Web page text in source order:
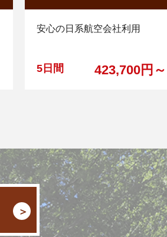
安心の日系航空会社利用
5日間 423,700円～